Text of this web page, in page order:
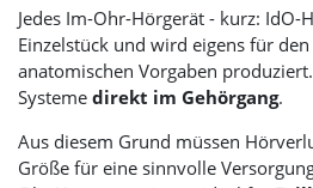
Jedes Im-Ohr-Hörgerät - kurz: IdO-
Einzelstück und wird eigens für den
anatomischen Vorgaben
Systeme direkt im Gehörgang.
Aus diesem Grund müssen
Größe für eine sinnvolle